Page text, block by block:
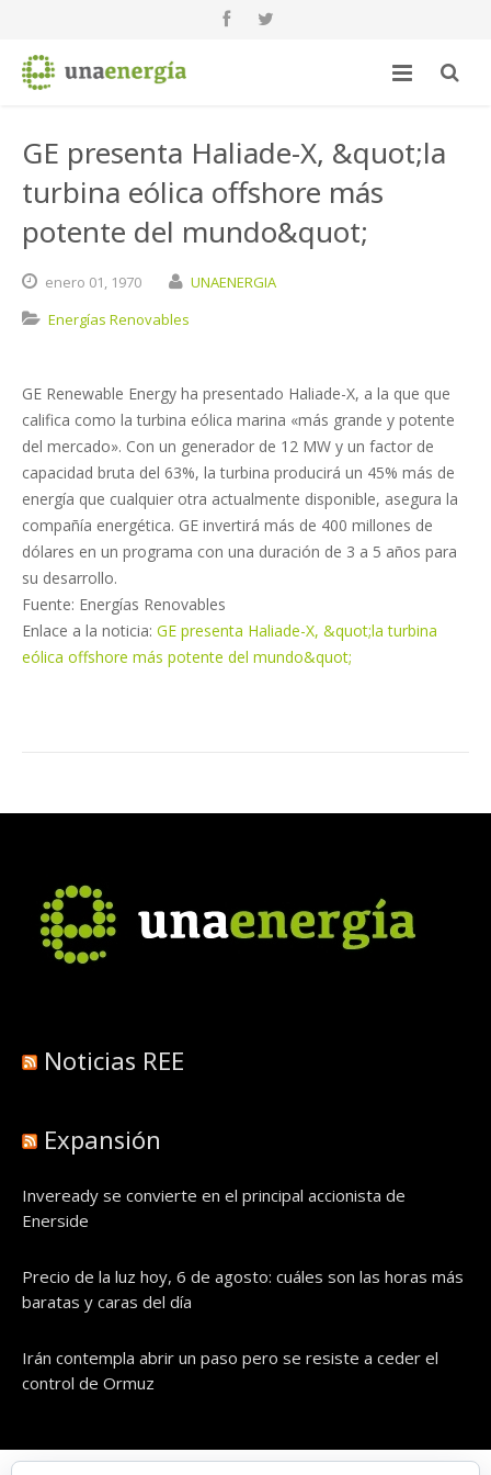
GE presenta Haliade-X, &quot;la
turbina eólica offshore más
potente del mundo&quot;
enero 01, 1970
UNAENERGIA
Energías Renovables
GE Renewable Energy ha presentado Haliade-X, a la que que
califica como la turbina eólica marina «más grande y potente
del mercado». Con un generador de 12 MW y un factor de
capacidad bruta del 63%, la turbina producirá un 45% más de
energía que cualquier otra actualmente disponible, asegura la
compañía energética. GE invertirá más de 400 millones de
dólares en un programa con una duración de 3 a 5 años para
su desarrollo.
Fuente: Energías Renovables
Enlace a la noticia: GE presenta Haliade-X, &quot;la turbina
eólica offshore más potente del mundo&quot;
Noticias REE
Expansión
Inveready se convierte en el principal accionista de
Enerside
Precio de la luz hoy, 6 de agosto: cuáles son las horas más
baratas y caras del día
Irán contempla abrir un paso pero se resiste a ceder el
control de Ormuz